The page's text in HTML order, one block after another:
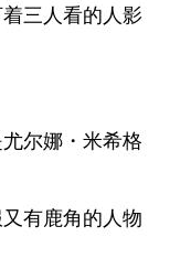
三人看的人影
尔娜・米希格
有鹿角的人物